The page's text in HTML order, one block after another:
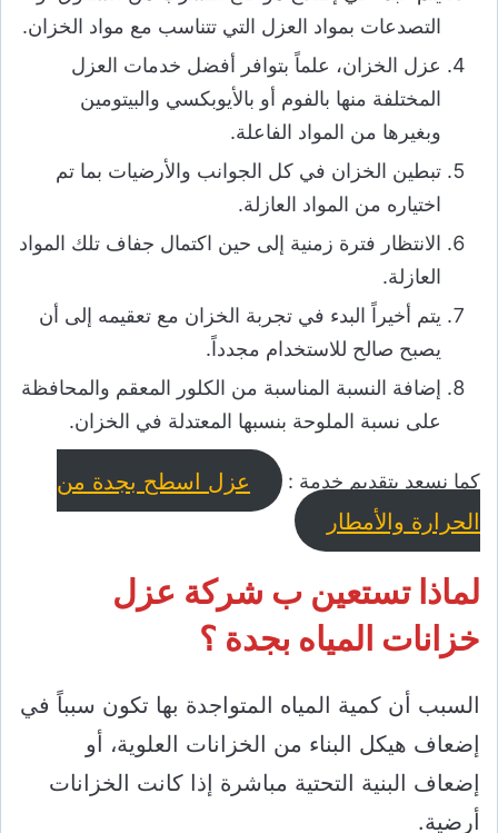
التصدعات بمواد العزل التي تتناسب مع مواد الخزان.
عزل الخزان، علماً بتوافر أفضل خدمات العزل
المختلفة منها بالفوم أو بالأيوبكسي والبيتومين
وبغيرها من المواد الفاعلة.
تبطين الخزان في كل الجوانب والأرضيات بما تم
اختياره من المواد العازلة.
الانتظار فترة زمنية إلى حين اكتمال جفاف تلك المواد
العازلة.
يتم أخيراً البدء في تجربة الخزان مع تعقيمه إلى أن
يصبح صالح للاستخدام مجدداً.
إضافة النسبة المناسبة من الكلور المعقم والمحافظة
على نسبة الملوحة بنسبها المعتدلة في الخزان.
كما نسعد بتقديم خدمة :
عزل اسطح بجدة من
الحرارة والأمطار
لماذا تستعين ب شركة عزل
خزانات المياه بجدة ؟
السبب أن كمية المياه المتواجدة بها تكون سبباً في
إضعاف هيكل البناء من الخزانات العلوية، أو
إضعاف البنية التحتية مباشرة إذا كانت الخزانات
أرضية.